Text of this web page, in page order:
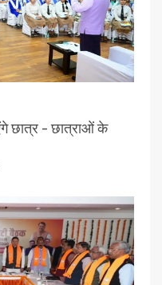
छात्र – छात्राओं के